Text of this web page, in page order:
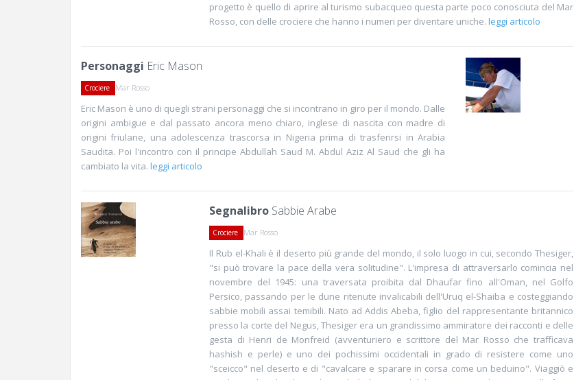
progetto è quello di aprire al turismo subacqueo questa parte poco conosciuta del Mar
Rosso, con delle crociere che hanno i numeri per diventare uniche. leggi articolo
Personaggi Eric Mason
Crociere Mar Rosso
Eric Mason è uno di quegli strani personaggi che si incontrano in giro per il mondo. Dalle
origini ambigue e dal passato ancora meno chiaro, inglese di nascita con madre di
origini friulane, una adolescenza trascorsa in Nigeria prima di trasferirsi in Arabia
Saudita. Poi l'incontro con il principe Abdullah Saud M. Abdul Aziz Al Saud che gli ha
cambiato la vita. leggi articolo
Segnalibro Sabbie Arabe
Crociere Mar Rosso
Il Rub el-Khali è il deserto più grande del mondo, il solo luogo in cui, secondo Thesiger,
"si può trovare la pace della vera solitudine". L'impresa di attraversarlo comincia nel
novembre del 1945: una traversata proibita dal Dhaufar fino all'Oman, nel Golfo
Persico, passando per le dune ritenute invalicabili dell'Uruq el-Shaiba e costeggiando
sabbie mobili assai temibili. Nato ad Addis Abeba, figlio del rappresentante britannico
presso la corte del Negus, Thesiger era un grandissimo ammiratore dei racconti e delle
gesta di Henri de Monfreid (avventuriero e scrittore del Mar Rosso che trafficava
hashish e perle) e uno dei pochissimi occidentali in grado di resistere come uno
"sceicco" nel deserto e di "cavalcare e sparare in corsa come un beduino". Viaggiò e